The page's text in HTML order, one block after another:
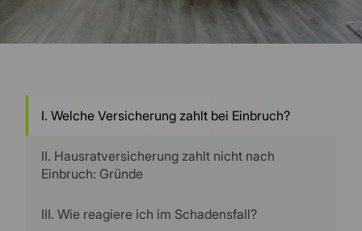
I. Welche Versicherung zahlt bei Einbruch?
II. Hausratversicherung zahlt nicht nach
Einbruch: Gründe
III. Wie reagiere ich im Schadensfall?